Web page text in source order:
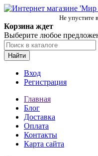
Не упустите
Корзина ждет
Выберите любое
Найти
Вход
Регистрация
Главная
Блог
Доставка
Оплата
Контакты
Карта сайта